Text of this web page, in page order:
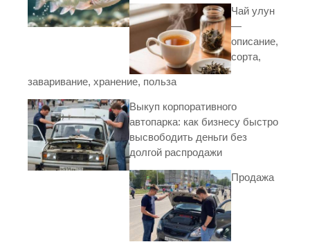
Чай улун
—
описание,
сорта,
заваривание, хранение, польза
Выкуп корпоративного
автопарка: как бизнесу быстро
высвободить деньги без
долгой распродажи
Продажа